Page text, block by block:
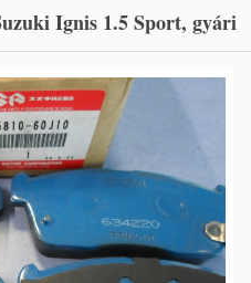
Ignis 1.5 Sport, gyári